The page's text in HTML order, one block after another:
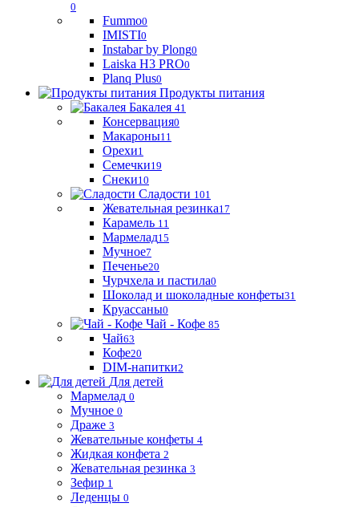
0
Fummo0
IMISTI0
Instabar by Plong0
Laiska H3 PRO0
Planq Plus0
Продукты питания
Бакалея 41
Консервация0
Макароны11
Орехи1
Семечки19
Снеки10
Сладости 101
Жевательная резинка17
Карамель 11
Мармелад15
Мучное7
Печенье20
Чурчхела и пастила0
Шоколад и шоколадные конфеты31
Круассаны0
Чай - Кофе 85
Чай63
Кофе20
DIM-напитки2
Для детей
Мармелад 0
Мучное 0
Драже 3
Жевательные конфеты 4
Жидкая конфета 2
Жевательная резинка 3
Зефир 1
Леденцы 0